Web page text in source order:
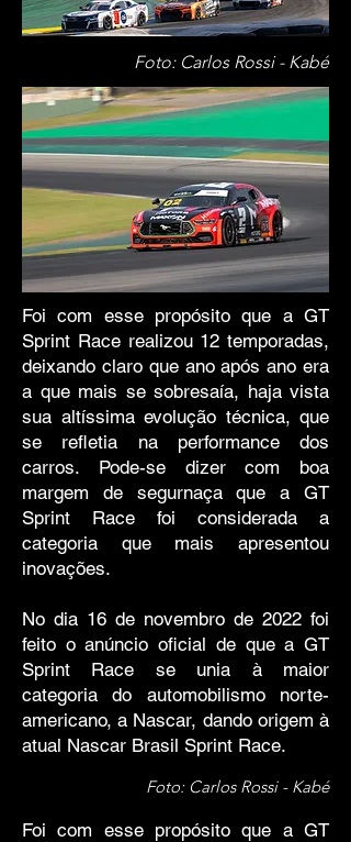
Foto: Carlos Rossi - Kabé
Foi com esse propósito que a GT
Sprint Race realizou 12 temporadas,
deixando claro que ano após ano era
a que mais se sobresaía, haja vista
sua altíssima evolução técnica, que
se refletia na performance dos
carros. Pode-se dizer com boa
margem de segurnaça que a GT
Sprint Race foi considerada a
categoria que mais apresentou
inovações.
No dia 16 de novembro de 2022 foi
feito o anúncio oficial de que a GT
Sprint Race se unia à maior
categoria do automobilismo norte-
americano, a Nascar, dando origem à
atual Nascar Brasil Sprint Race.
Foto: Carlos Rossi - Kabé
Foi com esse propósito que a GT